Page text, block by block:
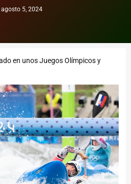
agosto 5, 2024
en unos Juegos Olímpicos y